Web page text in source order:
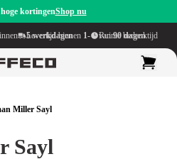
kortingenShop nu
Levertijd binnen
1-5 werkdagen Ruime bedenktijd van90 dagen
Miller Sayl
Sayl